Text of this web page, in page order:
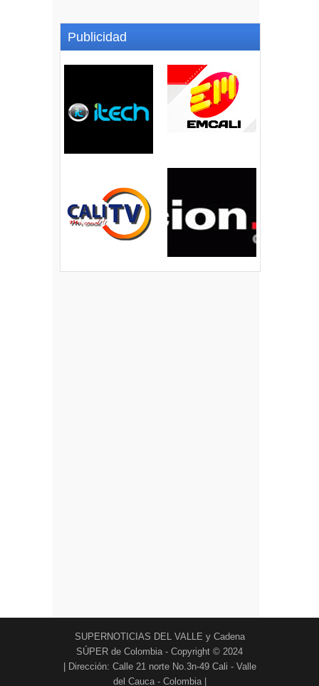
Publicidad
SUPERNOTICIAS DEL VALLE y Cadena
SÚPER de Colombia - Copyright © 2024
| Dirección: Calle 21 norte No.3n-49 Cali - Valle
del Cauca - Colombia |